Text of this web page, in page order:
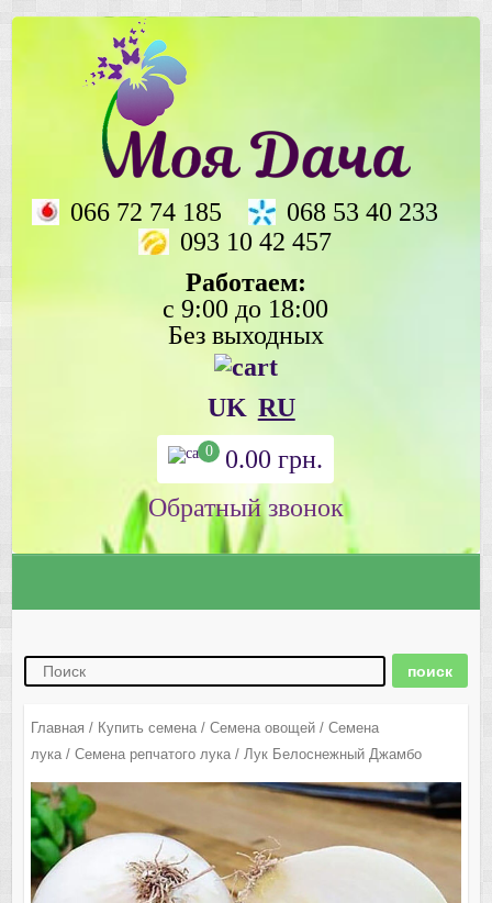
066 72 74 185
068 53 40 233
093 10 42 457
Работаем:
с 9:00 до 18:00
Без выходных
UK RU
0 0.00грн.
Главная / Купить семена/ Семена овощей/ Семена
лука/ Семена репчатого лука/ Лук Белоснежный Джамбо